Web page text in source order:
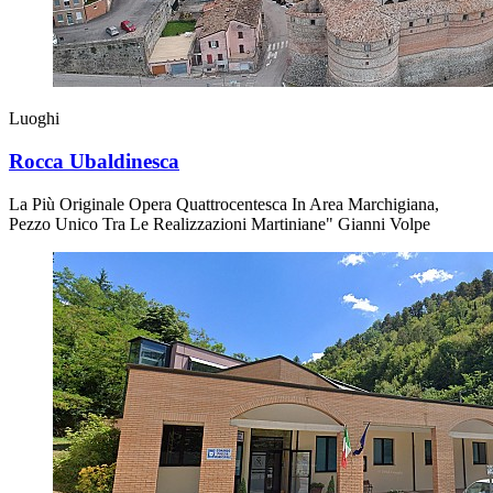
Luoghi
Rocca Ubaldinesca
La Più Originale Opera Quattrocentesca In Area Marchigiana,
Pezzo Unico Tra Le Realizzazioni Martiniane" Gianni Volpe